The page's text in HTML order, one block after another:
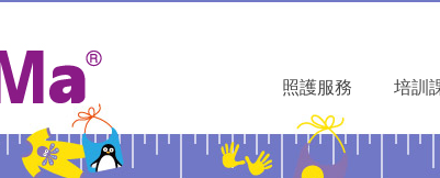
照護服務 培訓